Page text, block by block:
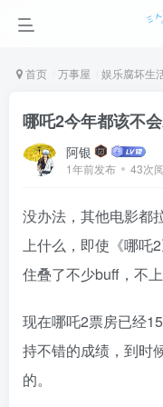
首页 万事屋 娱乐腐坏生
哪吒2今年都该不
阿银
1年前发布 43次
没办法，其他电影都
上什么，即使《哪吒
住叠了不少buff，不上
现在哪吒2票房已经
持不错的成绩，到时
的。